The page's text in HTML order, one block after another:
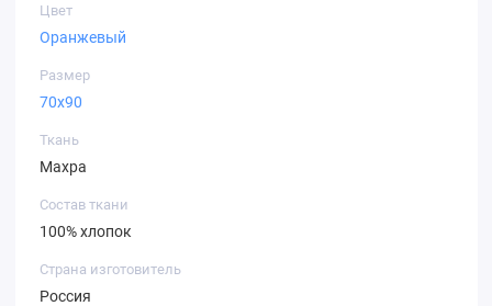
Цвет
Оранжевый
Размер
70х90
Ткань
Махра
Состав ткани
100% хлопок
Страна изготовитель
Россия